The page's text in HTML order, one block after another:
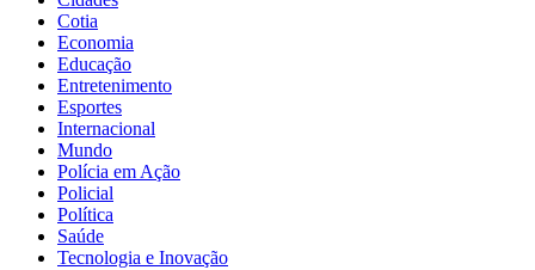
Cotia
Economia
Educação
Entretenimento
Esportes
Internacional
Mundo
Polícia em Ação
Policial
Política
Saúde
Tecnologia e Inovação